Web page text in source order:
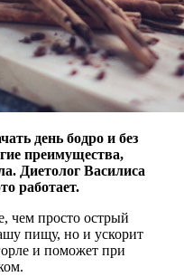
день бодро и без
преимущества,
Диетолог Василиса
работает.
чем просто острый
пищу, но и ускорит
и поможет при